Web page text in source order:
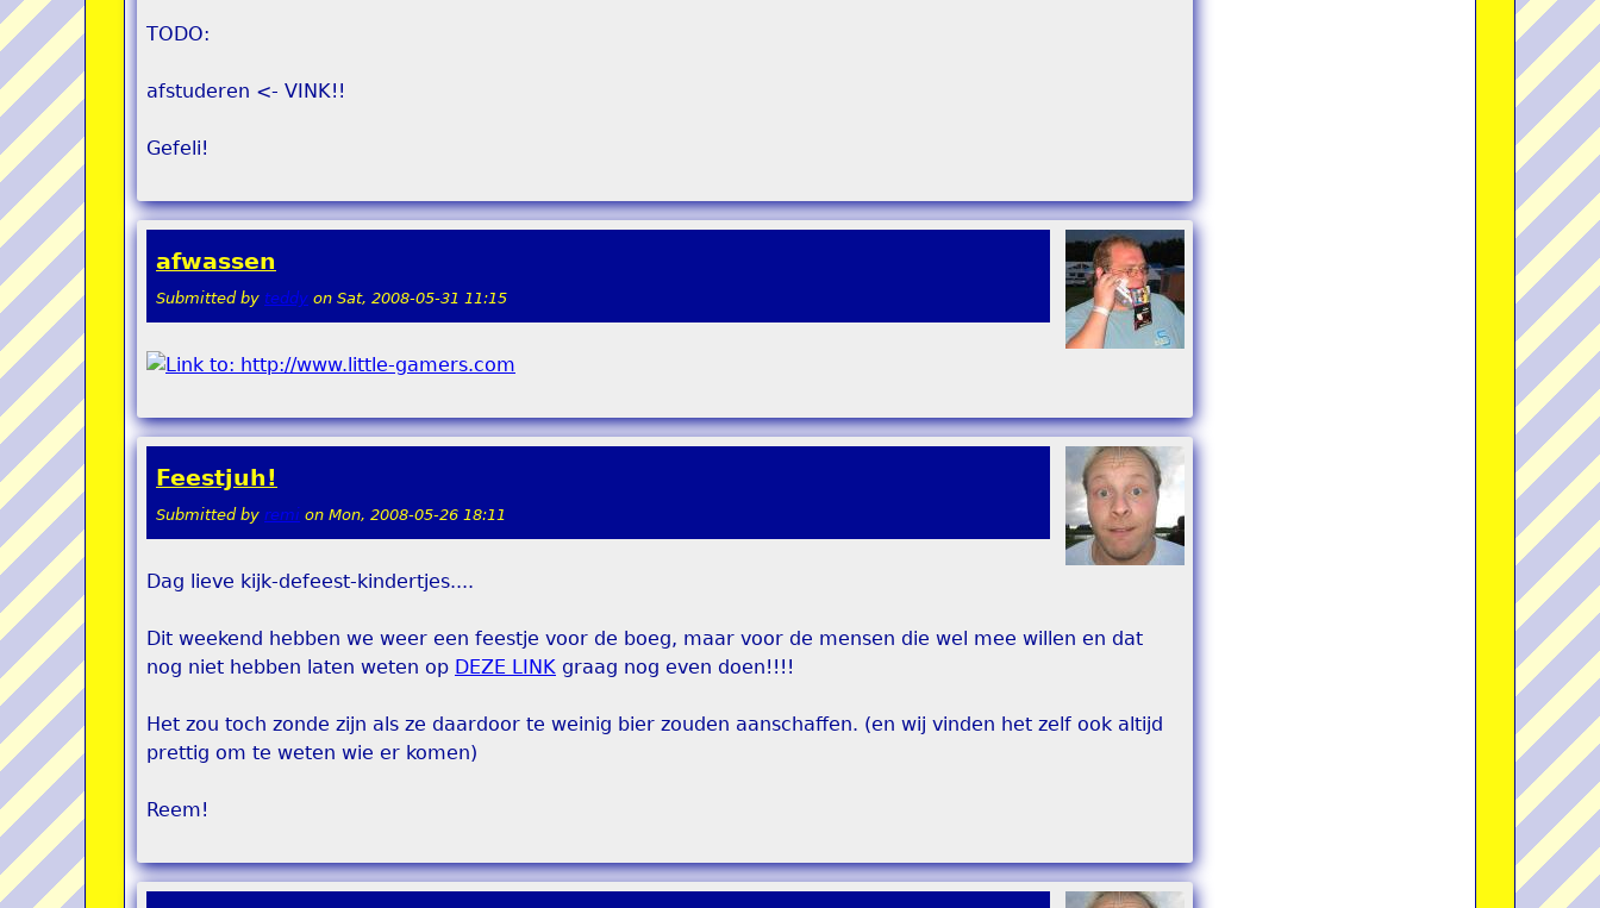
TODO:
afstuderen <- VINK!!
Gefeli!
afwassen
Submitted by teddy on Sat, 2008-05-31 11:15
Feestjuh!
Submitted by remi on Mon, 2008-05-26 18:11
Dag lieve kijk-defeest-kindertjes....
Dit weekend hebben we weer een feestje voor de boeg, maar voor de mensen die wel mee willen en dat
nog niet hebben laten weten op DEZE LINK graag nog even doen!!!!
Het zou toch zonde zijn als ze daardoor te weinig bier zouden aanschaffen. (en wij vinden het zelf ook altijd
prettig om te weten wie er komen)
Reem!